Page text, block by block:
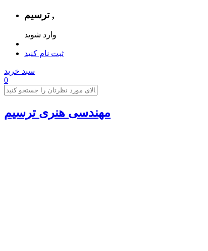
ترسیم ,
وارد شوید
ثبت نام کنید
سبد خرید
0
مهندسی هنری ترسیم